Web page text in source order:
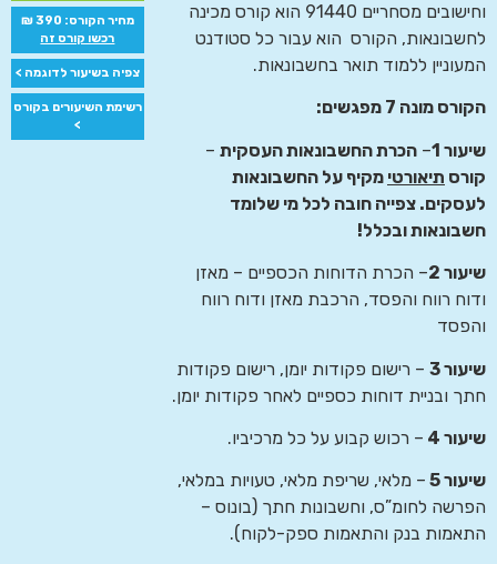
מחיר הקורס: 390 ₪
רכשו קורס זה
צפיה בשיעור לדוגמה >
רשימת השיעורים בקורס
>
וחישובים מסחריים 91440 הוא קורס מכינה
לחשבונאות, הקורס הוא עבור כל סטודנט
המעוניין ללמוד תואר בחשבונאות.
הקורס מונה 7 מפגשים:
שיעור 1 – הכרת החשבונאות העסקית –
קורס תיאורטי מקיף על החשבונאות
לעסקים. צפייה חובה לכל מי שלומד
חשבונאות ובכלל!
שיעור 2
– הכרת הדוחות הכספיים – מאזן
ודוח רווח והפסד, הרכבת מאזן ודוח רווח
והפסד
שיעור 3
– רישום פקודות יומן, רישום פקודות
חתך ובניית דוחות כספיים לאחר פקודות יומן.
שיעור 4 – רכוש קבוע על כל מרכיביו.
שיעור 5
– מלאי, שריפת מלאי, טעויות במלאי,
הפרשה לחומ”ס, וחשבונות חתך (בונוס –
התאמות בנק והתאמות ספק-לקוח).